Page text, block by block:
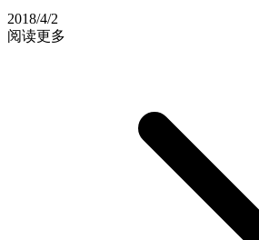
2018/4/2
阅读更多